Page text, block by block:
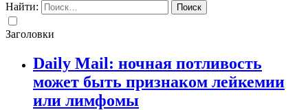
Найти:
Заголовки
Daily Mail: ночная потливость
может быть признаком лейкемии
или лимфомы